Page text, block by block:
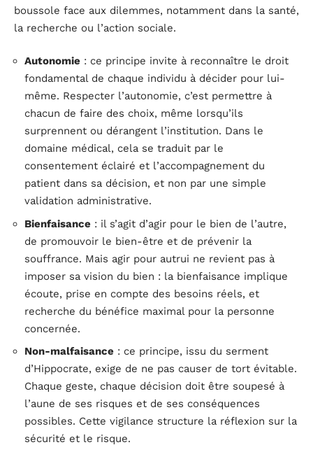
boussole face aux dilemmes, notamment dans la santé,
la recherche ou l’action sociale.
Autonomie : ce principe invite à reconnaître le droit
fondamental de chaque individu à décider pour lui-
même. Respecter l’autonomie, c’est permettre à
chacun de faire des choix, même lorsqu’ils
surprennent ou dérangent l’institution. Dans le
domaine médical, cela se traduit par le
consentement éclairé et l’accompagnement du
patient dans sa décision, et non par une simple
validation administrative.
Bienfaisance : il s’agit d’agir pour le bien de l’autre,
de promouvoir le bien-être et de prévenir la
souffrance. Mais agir pour autrui ne revient pas à
imposer sa vision du bien : la bienfaisance implique
écoute, prise en compte des besoins réels, et
recherche du bénéfice maximal pour la personne
concernée.
Non-malfaisance : ce principe, issu du serment
d’Hippocrate, exige de ne pas causer de tort évitable.
Chaque geste, chaque décision doit être soupesé à
l’aune de ses risques et de ses conséquences
possibles. Cette vigilance structure la réflexion sur la
sécurité et le risque.